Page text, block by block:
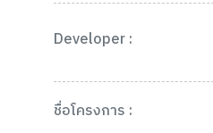
Developer :
ชื่อโครงการ :